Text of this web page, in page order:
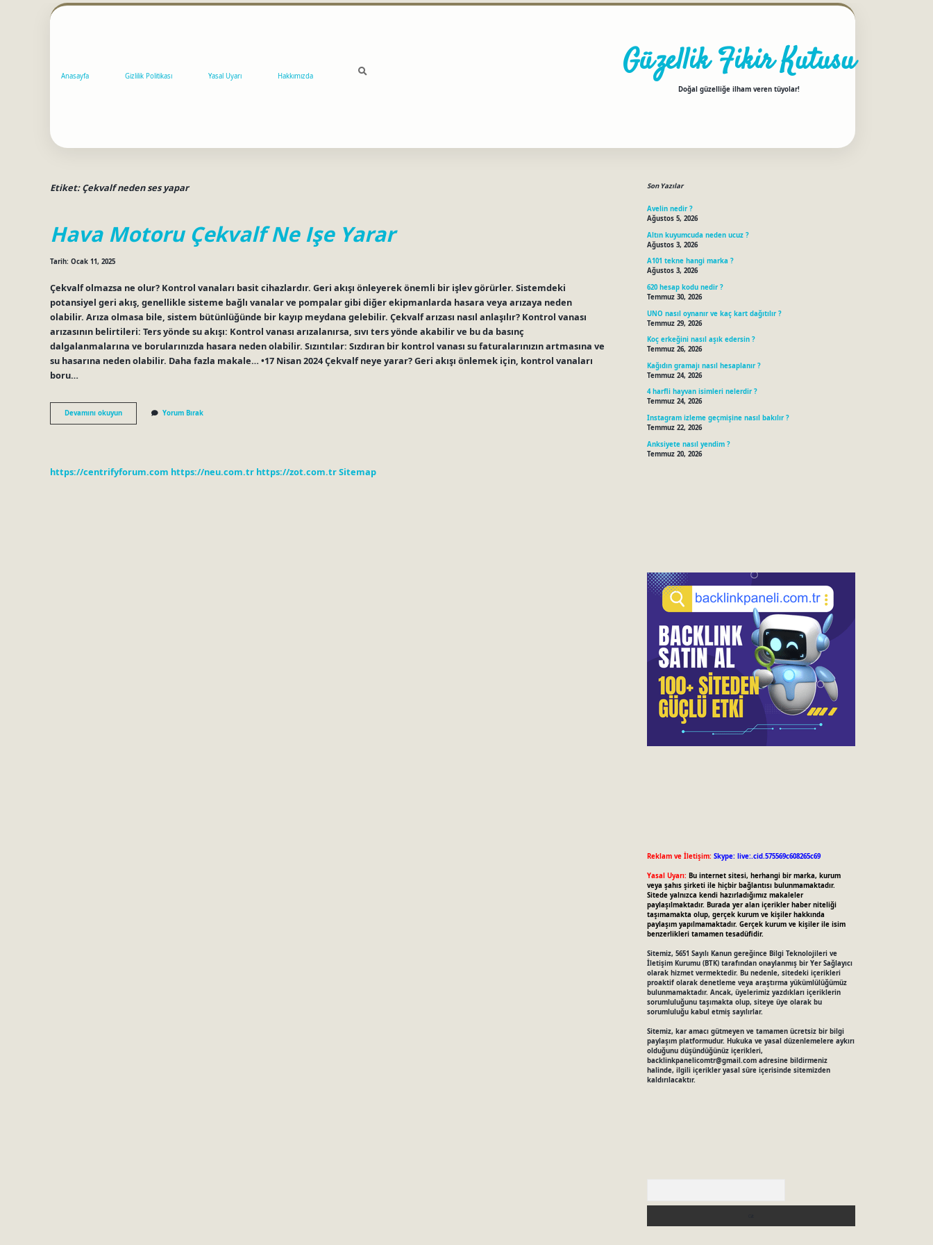
Anasayfa Gizlilik Politikası Yasal Uyarı Hakkımızda Güzellik Fikir Kutusu
Doğal güzelliğe ilham veren tüyolar!
Etiket:Çekvalf neden ses yapar
Hava Motoru Çekvalf Ne Işe Yarar
Tarih: Ocak 11, 2025
Çekvalf olmazsa ne olur? Kontrol vanaları basit cihazlardır. Geri akışı önleyerek önemli bir işlev görürler. Sistemdeki
potansiyel geri akış, genellikle sisteme bağlı vanalar ve pompalar gibi diğer ekipmanlarda hasara veya arızaya neden
olabilir. Arıza olmasa bile, sistem bütünlüğünde bir kayıp meydana gelebilir. Çekvalf arızası nasıl anlaşılır? Kontrol vanası
arızasının belirtileri: Ters yönde su akışı: Kontrol vanası arızalanırsa, sıvı ters yönde akabilir ve bu da basınç
dalgalanmalarına ve borularınızda hasara neden olabilir. Sızıntılar: Sızdıran bir kontrol vanası su faturalarınızın artmasına ve
su hasarına neden olabilir. Daha fazla makale… •17 Nisan 2024 Çekvalf neye yarar? Geri akışı önlemek için, kontrol vanaları
boru…
Devamını okuyunHava
Motoru
Yorum Bırak
https://centrifyforum.com https://neu.com.tr https://zot.com.trSitemap
Son Yazılar
Avelin nedir ?
Ağustos 5, 2026
Altın kuyumcuda neden ucuz ?
Ağustos 3, 2026
A101 tekne hangi marka ?
Ağustos 3, 2026
620 hesap kodu nedir ?
Temmuz 30, 2026
UNO nasıl oynanır ve kaç kart dağıtılır ?
Temmuz 29, 2026
Koç erkeğini nasıl aşık edersin ?
Temmuz 26, 2026
Kağıdın gramajı nasıl hesaplanır ?
Temmuz 24, 2026
4 harfli hayvan isimleri nelerdir ?
Temmuz 24, 2026
Instagram izleme geçmişine nasıl bakılır ?
Temmuz 22, 2026
Anksiyete nasıl yendim ?
Temmuz 20, 2026
Reklam ve İletişim: Skype: live:.cid.575569c608265c69
Yasal Uyarı: Bu internet sitesi, herhangi bir marka, kurum
veya şahıs şirketi ile hiçbir bağlantısı bulunmamaktadır.
Sitede yalnızca kendi hazırladığımız makaleler
paylaşılmaktadır. Burada yer alan içerikler haber niteliği
taşımamakta olup, gerçek kurum ve kişiler hakkında
paylaşım yapılmamaktadır. Gerçek kurum ve kişiler ile isim
benzerlikleri tamamen tesadüfidir.
Sitemiz, 5651 Sayılı Kanun gereğince Bilgi Teknolojileri ve
İletişim Kurumu (BTK) tarafından onaylanmış bir Yer Sağlayıcı
olarak hizmet vermektedir. Bu nedenle, sitedeki içerikleri
proaktif olarak denetleme veya araştırma yükümlülüğümüz
bulunmamaktadır. Ancak, üyelerimiz yazdıkları içeriklerin
sorumluluğunu taşımakta olup, siteye üye olarak bu
sorumluluğu kabul etmiş sayılırlar.
Sitemiz, kar amacı gütmeyen ve tamamen ücretsiz bir bilgi
paylaşım platformudur. Hukuka ve yasal düzenlemelere aykırı
olduğunu düşündüğünüz içerikleri,
backlinkpanelicomtr@gmail.comadresine bildirmeniz
halinde, ilgili içerikler yasal süre içerisinde sitemizden
kaldırılacaktır.